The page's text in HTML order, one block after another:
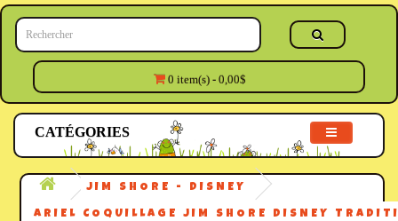
0 item(s) - 0,00$
CATÉGORIES
JIM SHORE - DISNEY
ARIEL COQUILLAGE JIM SHORE DISNEY